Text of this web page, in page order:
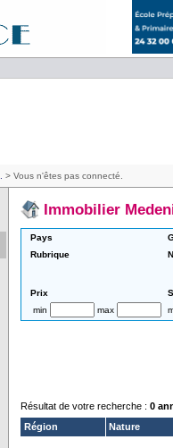
> Vous n'êtes pas connecté.
Immobilier
Pays
Rubrique
Prix
min
max
Résultat de votre recherche : 0
Région
Nature